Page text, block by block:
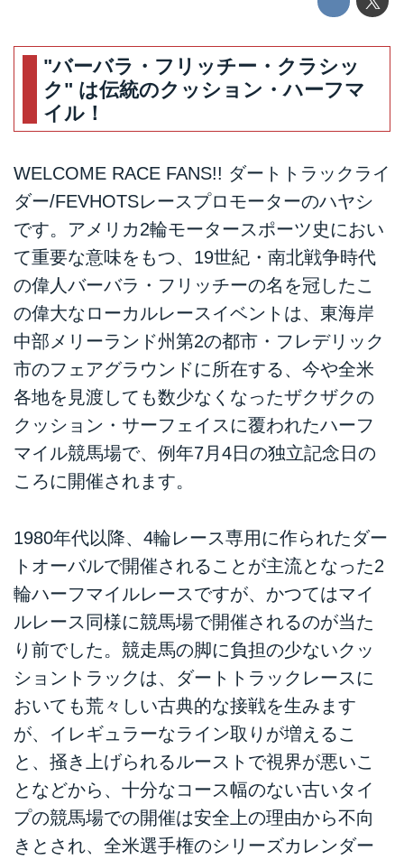
"バーバラ・フリッチー・クラシッ
ク" は伝統のクッション・ハーフマ
イル！
WELCOME RACE FANS!! ダートトラックライ
ダー/FEVHOTSレースプロモーターのハヤシ
です。アメリカ2輪モータースポーツ史におい
て重要な意味をもつ、19世紀・南北戦争時代
の偉人バーバラ・フリッチーの名を冠したこ
の偉大なローカルレースイベントは、東海岸
中部メリーランド州第2の都市・フレデリック
市のフェアグラウンドに所在する、今や全米
各地を見渡しても数少なくなったザクザクの
クッション・サーフェイスに覆われたハーフ
マイル競馬場で、例年7月4日の独立記念日の
ころに開催されます。
1980年代以降、4輪レース専用に作られたダー
トオーバルで開催されることが主流となった2
輪ハーフマイルレースですが、かつてはマイ
ルレース同様に競馬場で開催されるのが当た
り前でした。競走馬の脚に負担の少ないクッ
ショントラックは、ダートトラックレースに
おいても荒々しい古典的な接戦を生みます
が、イレギュラーなライン取りが増えるこ
と、掻き上げられるルーストで視界が悪いこ
となどから、十分なコース幅のない古いタイ
プの競馬場での開催は安全上の理由から不向
きとされ、全米選手権のシリーズカレンダー